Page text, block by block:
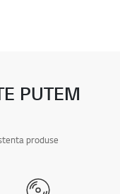
PUTEM
produse